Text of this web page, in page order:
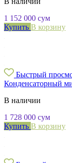
1 152 000 сум
Купить В корзину
Быстрый
Конденсаторный
В наличии
1 728 000 сум
Купить В корзину